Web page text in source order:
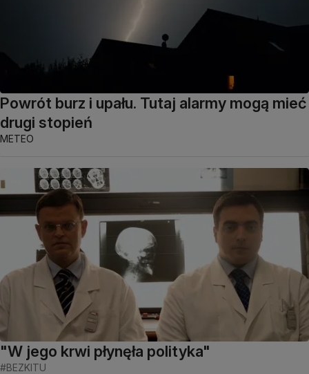
Powrót burz i upału. Tutaj alarmy mogą mieć
drugi stopień
METEO
"W jego krwi płynęła polityka"
#BEZKITU